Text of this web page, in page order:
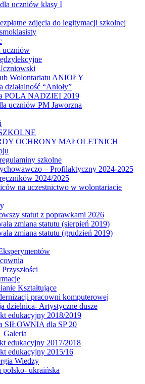
uczniów klasy I
zdjęcia do legitymacji szkolnej
uczniów
Wolontariatu ANIOŁY
działalność “Anioły”
POLA NADZIEI 2019
uczniów PM Jaworzna
OCHRONY MAŁOLETNICH
szkolne
– Profilaktyczny 2024-2025
2024/2025
na uczestnictwo w wolontariacie
statut z poprawkami 2026
zmiana statutu (sierpień 2019)
zmiana statutu (grudzień 2019)
Kształtujące
pracowni komputerowej
dzielnica- Artystyczne dusze
edukacyjny 2018/2019
SIŁOWNIA dla SP 20
Galeria
edukacyjny 2017/2018
edukacyjny 2015/16
Wiedzy
polsko- ukraińska